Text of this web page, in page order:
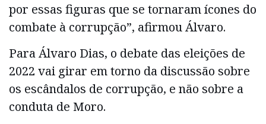
por essas figuras que se tornaram ícones do
combate à corrupção”, afirmou Álvaro.
Para Álvaro Dias, o debate das eleições de
2022 vai girar em torno da discussão sobre
os escândalos de corrupção, e não sobre a
conduta de Moro.